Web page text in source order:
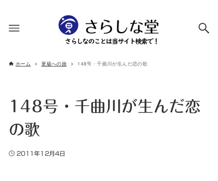
ホーム 更級への旅 148号・千曲川が生んだ恋の歌
148号・千曲川が生んだ恋
の歌
2011年12月4日